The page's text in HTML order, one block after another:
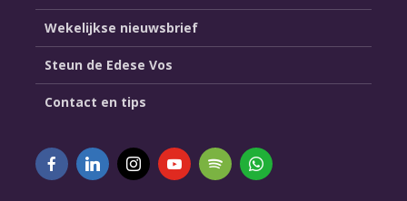
Wekelijkse nieuwsbrief
Steun de Edese Vos
Contact en tips